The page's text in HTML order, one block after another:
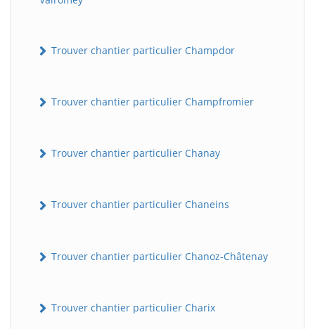
Trouver chantier particulier Champdor
Trouver chantier particulier Champfromier
Trouver chantier particulier Chanay
Trouver chantier particulier Chaneins
Trouver chantier particulier Chanoz-Châtenay
Trouver chantier particulier Charix